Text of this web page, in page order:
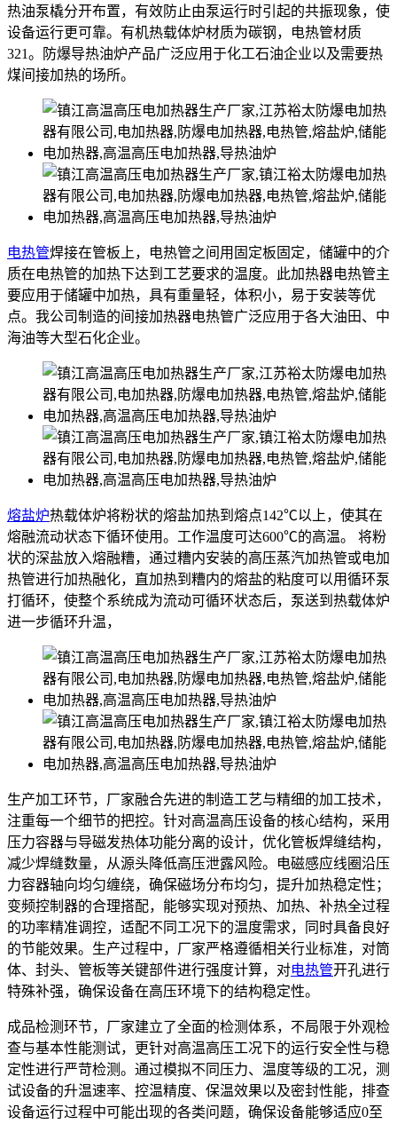
热油泵橇分开布置，有效防止由泵运行时引起的共振现象，使
设备运行更可靠。有机热载体炉材质为碳钢，电热管材质
321。防爆导热油炉产品广泛应用于化工石油企业以及需要热
煤间接加热的场所。
电热管焊接在管板上，电热管之间用固定板固定，储罐中的介
质在电热管的加热下达到工艺要求的温度。此加热器电热管主
要应用于储罐中加热，具有重量轻，体积小，易于安装等优
点。我公司制造的间接加热器电热管广泛应用于各大油田、中
海油等大型石化企业。
熔盐炉热载体炉将粉状的熔盐加热到熔点142℃以上，使其在
熔融流动状态下循环使用。工作温度可达600℃的高温。 将粉
状的深盐放入熔融糟，通过糟内安装的高压蒸汽加热管或电加
热管进行加热融化，直加热到糟内的熔盐的粘度可以用循环泵
打循环，使整个系统成为流动可循环状态后，泵送到热载体炉
进一步循环升温，
生产加工环节，厂家融合先进的制造工艺与精细的加工技术，
注重每一个细节的把控。针对高温高压设备的核心结构，采用
压力容器与导磁发热体功能分离的设计，优化管板焊缝结构，
减少焊缝数量，从源头降低高压泄露风险。电磁感应线圈沿压
力容器轴向均匀缠绕，确保磁场分布均匀，提升加热稳定性；
变频控制器的合理搭配，能够实现对预热、加热、补热全过程
的功率精准调控，适配不同工况下的温度需求，同时具备良好
的节能效果。生产过程中，厂家严格遵循相关行业标准，对筒
体、封头、管板等关键部件进行强度计算，对电热管开孔进行
特殊补强，确保设备在高压环境下的结构稳定性。
成品检测环节，厂家建立了全面的检测体系，不局限于外观检
查与基本性能测试，更针对高温高压工况下的运行安全性与稳
定性进行严苛检测。通过模拟不同压力、温度等级的工况，测
试设备的升温速率、控温精度、保温效果以及密封性能，排查
设备运行过程中可能出现的各类问题，确保设备能够适应0至